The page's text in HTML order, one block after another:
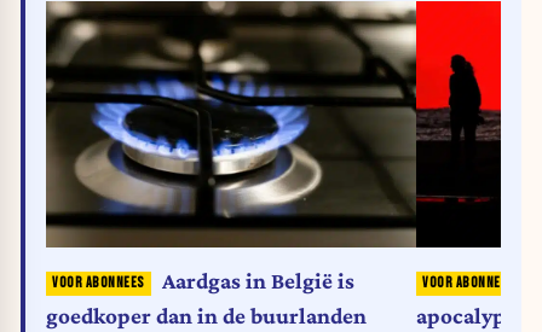
Aardgas in België is
goedkoper dan in de buurlanden